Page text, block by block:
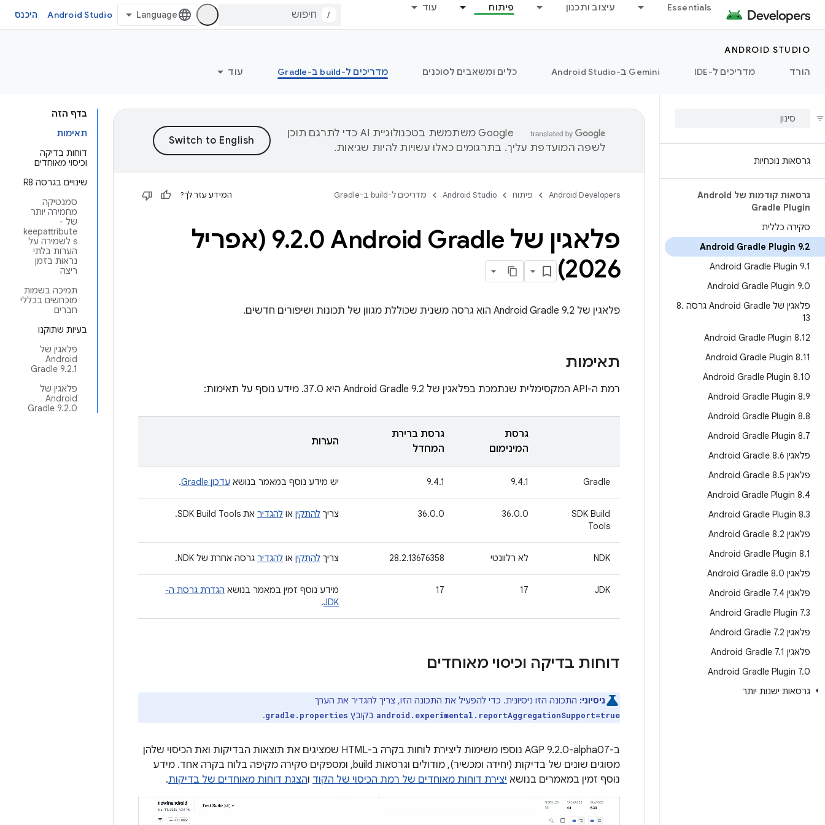
Essentials עיצוב ותכנון פיתוח עוד
/
Android Studio היכנס
ANDROID STUDIO
הורד
מדריכים ל-IDE ‫Gemini ב-Android Studio כלים ומשאבים לסוכנים מדריכים ל-build ב-Gradle עוד
גרסאות נוכחיות
גרסאות קודמות של Android
Gradle Plugin
סקירה כללית
Android Gradle Plugin 9.2
Android Gradle Plugin 9.1
Android Gradle Plugin 9.0
פלאגין של Android Gradle גרסה 8
.
13
‫Android Gradle Plugin 8.12
‫Android Gradle Plugin 8.11
‫Android Gradle Plugin 8.10
Android Gradle Plugin 8.9
Android Gradle Plugin 8.8
Android Gradle Plugin 8.7
פלאגין Android Gradle 8
.6
פלאגין Android Gradle 8
.5
Android Gradle Plugin 8.4
Android Gradle Plugin 8.3
פלאגין Android Gradle 8
.2
Android Gradle Plugin 8.1
פלאגין Android Gradle 8
.0
פלאגין Android Gradle 7
.4
Android Gradle Plugin 7.3
פלאגין Android Gradle 7
.2
פלאגין Android Gradle 7
.1
Android Gradle Plugin 7.0
גרסאות ישנות יותר
בדף הזה
תאימות
דוחות בדיקה
וכיסוי מאוחדים
שינויים בגרסה R8
סמנטיקה
מחמירה יותר
של -
keepattribute
s לשמירה על
הערות בלתי
נראות בזמן
ריצה
תמיכה בשמות
מוכחשים בכללי
חברים
בעיות שתוקנו
פלאגין של
Android
Gradle 9.2.1
פלאגין של
Android
Gradle 9.2.0
‫Google משתמשת בטכנולוגיית AI כדי לתרגם תוכן
לשפה המועדפת עליך. בתרגומים כאלו עשויות להיות שגיאות.
Android Developers פיתוח Android Studio מדריכים ל-build ב-Gradle המידע עזר לך?
פלאגין של Android Gradle‏ ‎9 .2.
0 (אפריל
2026)
‫פלאגין של Android Gradle 9.2 הוא גרסה משנית שכוללת מגוון של תכונות ושיפורים חדשים.
תאימות
רמת ה-API המקסימלית שנתמכת בפלאגין של Android Gradle 9.2 היא 37.0. מידע נוסף על תאימות:
גרסת
המינימום
גרסת ברירת
המחדל
הערות
Gradle
9.4.1
9.4.1 יש מידע נוסף במאמר בנושא עדכון Gradle .
SDK Build
Tools
36.0.0
36.0.0 צריך להתקין או להגדיר את SDK Build Tools.
NDK לא רלוונטי 28.2.13676358 צריך להתקין או להגדיר גרסה אחרת של NDK.
JDK
17
17 מידע נוסף זמין במאמר בנושא הגדרת גרסת ה-
JDK
.
דוחות בדיקה וכיסוי מאוחדים
ניסיוני: התכונה הזו ניסיונית. כדי להפעיל את התכונה הזו, צריך להגדיר את הערך
android.experimental.reportAggregationSupport=true בקובץ gradle.properties
.
ב-AGP 9.2.0-alpha07 נוספו משימות ליצירת לוחות בקרה ב-HTML שמציגים את תוצאות הבדיקות ואת הכיסוי שלהן
מסוגים שונים של בדיקות (יחידה ומכשיר), מודולים וגרסאות build, ומספקים סקירה מקיפה בלוח בקרה אחד. מידע
נוסף זמין במאמרים בנושא יצירת דוחות מאוחדים של רמת הכיסוי של הקוד והצגת דוחות מאוחדים של בדיקות.